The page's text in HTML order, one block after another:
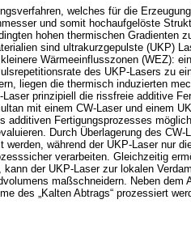
welches für die
und somit hochaufgelöste
hohen thermischen Gradienten
sind ultrakurzgepulste (UKP)
Wärmeeinflusszonen (WEZ):
des UKP-Lasers zu
liegen die thermisch induzierten
prinzipiell die rissfreie additive
mit einem CW-Laser und einem
additiven Fertigungsprozesses
Durch Überlagerung des
während der UKP-Laser nur
verarbeiten. Gleichzeitig
der UKP-Laser zur lokalen
maßschneidern. Neben dem
des „Kalten Abtrags“ prozessiert